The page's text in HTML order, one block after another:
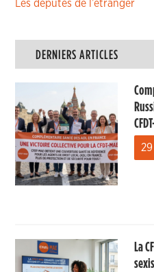
Les députés de l’étranger
DERNIERS ARTICLES
La